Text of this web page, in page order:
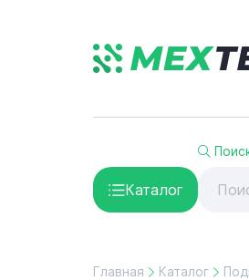
Каталог
Главная Каталог